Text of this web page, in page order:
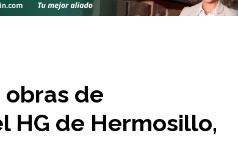
obras de
HG de Hermosillo,